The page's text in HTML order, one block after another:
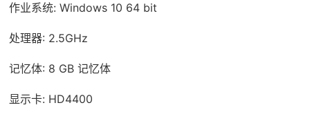
作业系统: Windows 10 64 bit
处理器: 2.5GHz
记忆体: 8 GB 记忆体
显示卡: HD4400